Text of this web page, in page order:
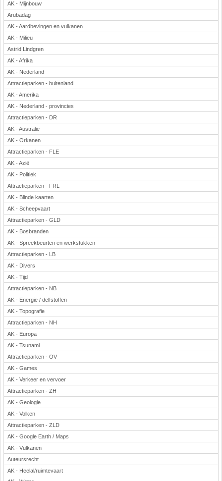
AK - Mijnbouw
Arubadag
AK - Aardbevingen en vulkanen
AK - Milieu
Astrid Lindgren
AK - Afrika
AK - Nederland
Attractieparken - buitenland
AK - Amerika
AK - Nederland - provincies
Attractieparken - DR
AK - Australië
AK - Orkanen
Attractieparken - FLE
AK - Azië
AK - Politiek
Attractieparken - FRL
AK - Blinde kaarten
AK - Scheepvaart
Attractieparken - GLD
AK - Bosbranden
AK - Spreekbeurten en werkstukken
Attractieparken - LB
AK - Divers
AK - Tijd
Attractieparken - NB
AK - Energie / delfstoffen
AK - Topografie
Attractieparken - NH
AK - Europa
AK - Tsunami
Attractieparken - OV
AK - Games
AK - Verkeer en vervoer
Attractieparken - ZH
AK - Geologie
AK - Volken
Attractieparken - ZLD
AK - Google Earth / Maps
AK - Vulkanen
Auteursrecht
AK - Heelal/ruimtevaart